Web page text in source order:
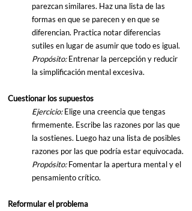
parezcan similares. Haz una lista de las
formas en que se parecen y en que se
diferencian. Practica notar diferencias
sutiles en lugar de asumir que todo es igual.
Propósito: Entrenar la percepción y reducir
la simplificación mental excesiva.
Cuestionar los supuestos
Ejercicio: Elige una creencia que tengas
firmemente. Escribe las razones por las que
la sostienes. Luego haz una lista de posibles
razones por las que podría estar equivocada.
Propósito: Fomentar la apertura mental y el
pensamiento crítico.
Reformular el problema